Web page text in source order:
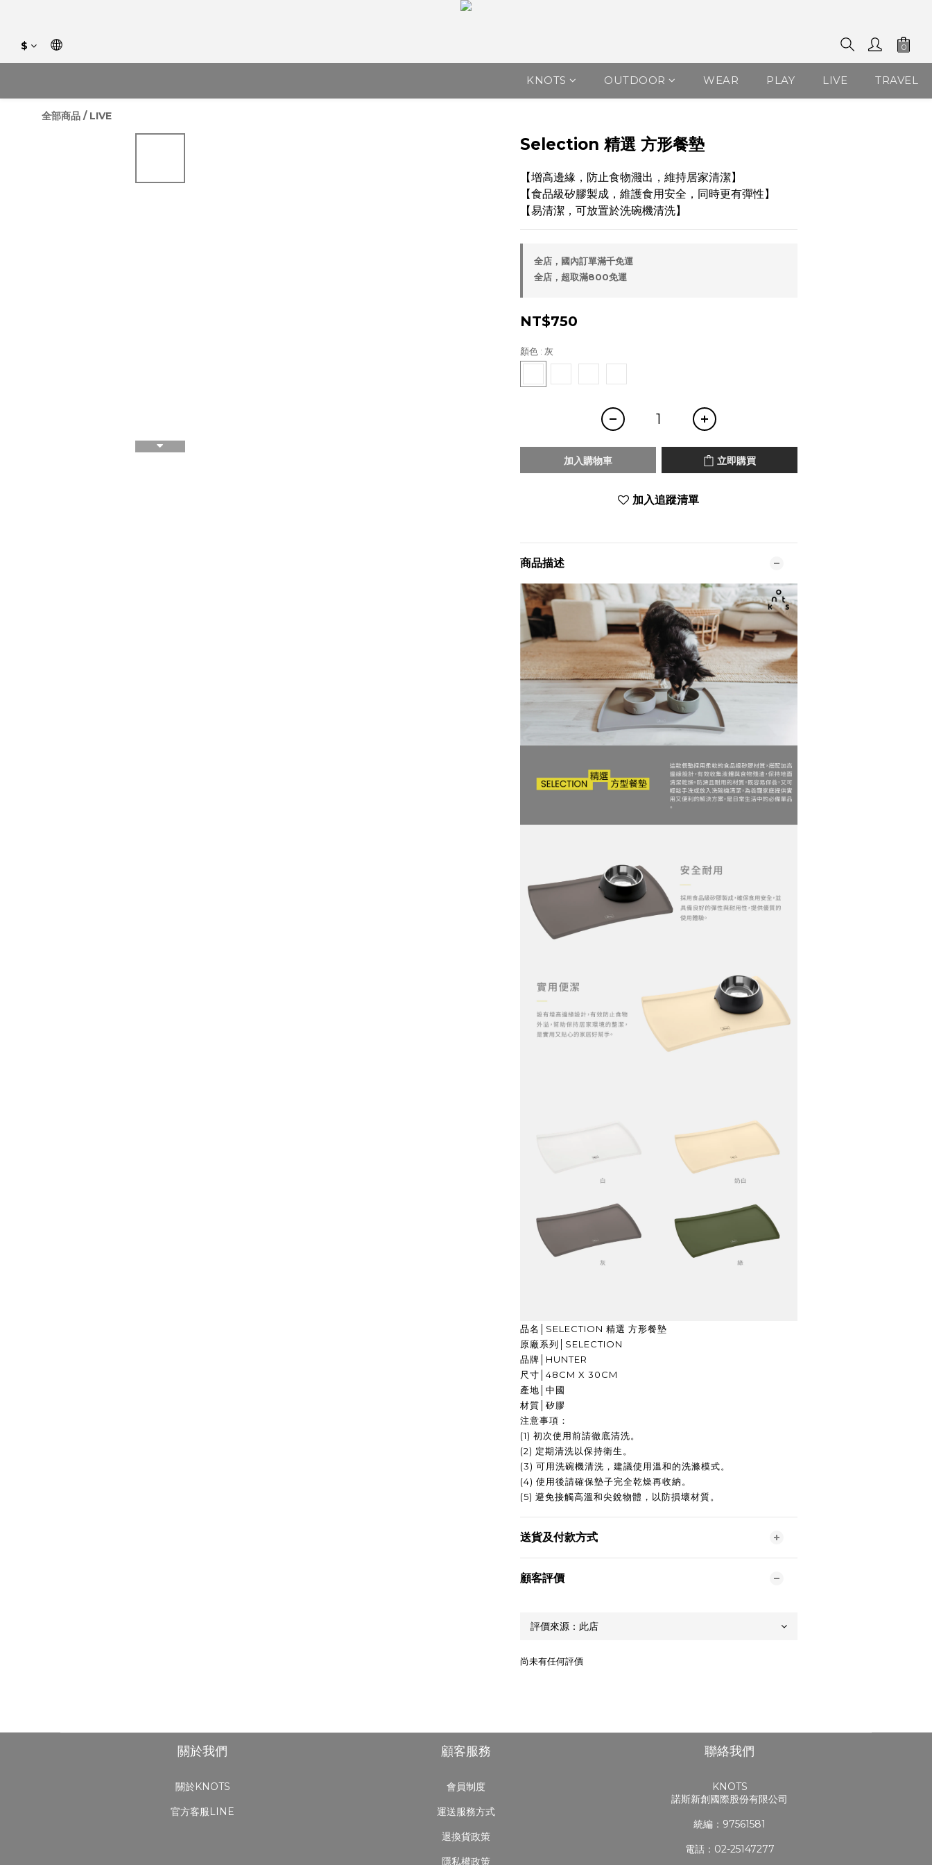
$
KNOTS OUTDOOR WEAR PLAY LIVE TRAVEL
全部商品 / LIVE
Selection 精選 方形餐墊
【增高邊緣，防止食物濺出，維持居家清潔】
【食品級矽膠製成，維護食用安全，同時更有彈性】
【易清潔，可放置於洗碗機清洗】
全店，國內訂單滿千免運
全店，超取滿800免運
NT$750
顏色 : 灰
加入購物車 立即購買
加入追蹤清單
商品描述
品名│SELECTION 精選 方形餐墊
原廠系列│SELECTION
品牌│HUNTER
尺寸│48CM X 30CM
產地│中國
材質│矽膠
注意事項：
(1) 初次使用前請徹底清洗。
(2) 定期清洗以保持衛生。
(3) 可用洗碗機清洗，建議使用溫和的洗滌模式。
(4) 使用後請確保墊子完全乾燥再收納。
(5) 避免接觸高溫和尖銳物體，以防損壞材質。
送貨及付款方式
顧客評價
尚未有任何評價
關於我們
關於KNOTS
官方客服LINE
顧客服務
會員制度
運送服務方式
退換貨政策
隱私權政策
聯絡我們
KNOTS
諾斯新創國際股份有限公司
統編：97561581
電話：02-25147277